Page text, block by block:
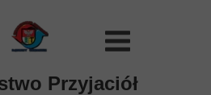
Przyjaciół